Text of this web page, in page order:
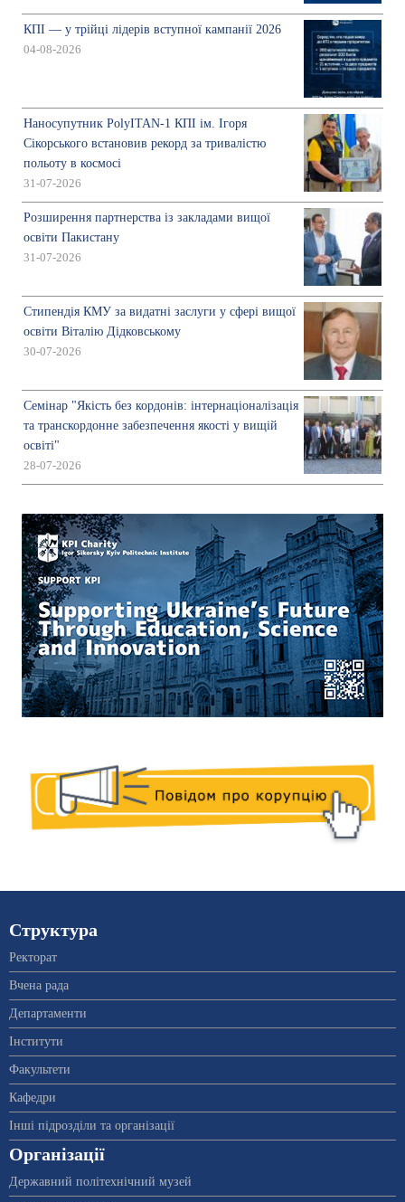
КПІ — у трійці лідерів вступної кампанії 2026
04-08-2026
Наносупутник PolyITAN-1 КПІ ім. Ігоря
Сікорського встановив рекорд за тривалістю
польоту в космосі
31-07-2026
Розширення партнерства із закладами вищої
освіти Пакистану
31-07-2026
Стипендія КМУ за видатні заслуги у сфері вищої
освіти Віталію Дідковському
30-07-2026
Семінар "Якість без кордонів: інтернаціоналізація
та транскордонне забезпечення якості у вищій
освіті"
28-07-2026
Структура
Ректорат
Вчена рада
Департаменти
Інститути
Факультети
Кафедри
Інші підрозділи та організації
Організації
Державний політехнічний музей